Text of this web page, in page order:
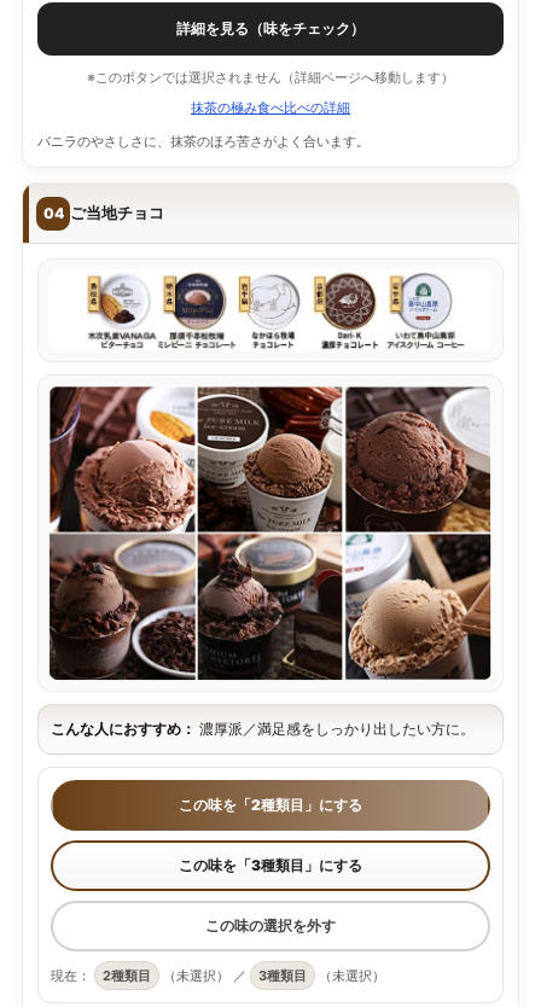
詳細を見る（味をチェック）
※このボタンでは選択されません（詳細ページへ移動します）
抹茶の極み食べ比べの詳細
バニラのやさしさに、抹茶のほろ苦さがよく合います。
04 ご当地チョコ
こんな人におすすめ： 濃厚派／満足感をしっかり出したい方に。
この味を「2種類目」にする
この味を「3種類目」にする
この味の選択を外す
現在： 2種類目 （未選択） ／ 3種類目 （未選択）